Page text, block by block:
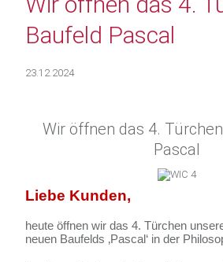
Baufeld Pascal
23.12.2024
Wir öffnen das 4.
Pascal
Liebe Kunden,
heute öffnen wir das 4. Türchen
neuen Baufelds ‚Pascal‘ in der